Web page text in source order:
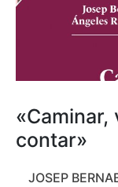
contar»
JOSEP